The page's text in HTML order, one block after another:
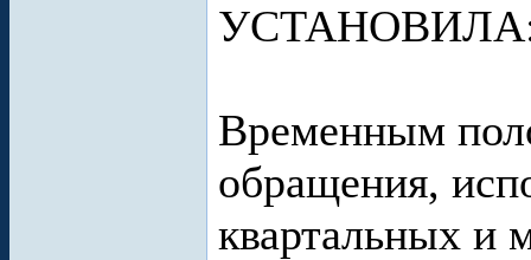
Временным
обращения,
квартальных и